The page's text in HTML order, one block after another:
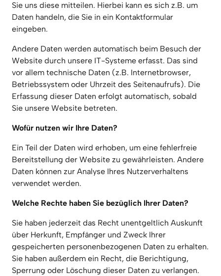
Sie uns diese mitteilen. Hierbei kann es sich z.B. um
Daten handeln, die Sie in ein Kontaktformular
eingeben.
Andere Daten werden automatisch beim Besuch der
Website durch unsere IT-Systeme erfasst. Das sind
vor allem technische Daten (z.B. Internetbrowser,
Betriebssystem oder Uhrzeit des Seitenaufrufs). Die
Erfassung dieser Daten erfolgt automatisch, sobald
Sie unsere Website betreten.
Wofür nutzen wir Ihre Daten?
Ein Teil der Daten wird erhoben, um eine fehlerfreie
Bereitstellung der Website zu gewährleisten. Andere
Daten können zur Analyse Ihres Nutzerverhaltens
verwendet werden.
Welche Rechte haben Sie bezüglich Ihrer Daten?
Sie haben jederzeit das Recht unentgeltlich Auskunft
über Herkunft, Empfänger und Zweck Ihrer
gespeicherten personenbezogenen Daten zu erhalten.
Sie haben außerdem ein Recht, die Berichtigung,
Sperrung oder Löschung dieser Daten zu verlangen.